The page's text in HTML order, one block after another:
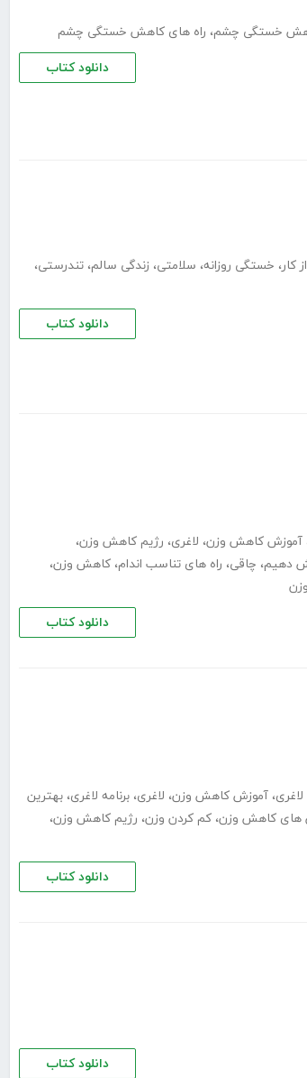
خستگی چشم، راه های کاهش خستگی چشم
دانلود کتاب
کار، خستگی روزانه، سلامتی، زندگی سالم، تندرستی،
دانلود کتاب
آموزش کاهش وزن، لاغری، رژیم کاهش وزن،
دهیم، چاقی، راه های تناسب اندام، کاهش وزن،
دانلود کتاب
، آموزش کاهش وزن، لاغری، برنامه لاغری، بهترین
های کاهش وزن، کم کردن وزن، رژیم کاهش وزن،
دانلود کتاب
دانلود کتاب